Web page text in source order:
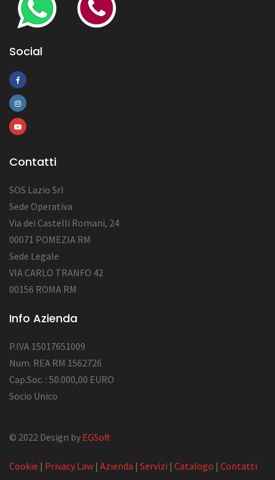
Social
Contatti
SOS Lazio Srl
Sede Operativa
Via dei Castelli Romani, 24
00071 POMEZIA RM
Sede Legale
VIA CARLO TRANFO 42
00156 ROMA RM
Info Azienda
P.IVA 15017651009
Num. REA RM 1562726
Cap.Soc. : 50.000,00 EURO
Socio Unico
© 2022 Design by EGSoft
Cookie | Privacy Law | Azienda | Servizi | Catalogo | Contatti